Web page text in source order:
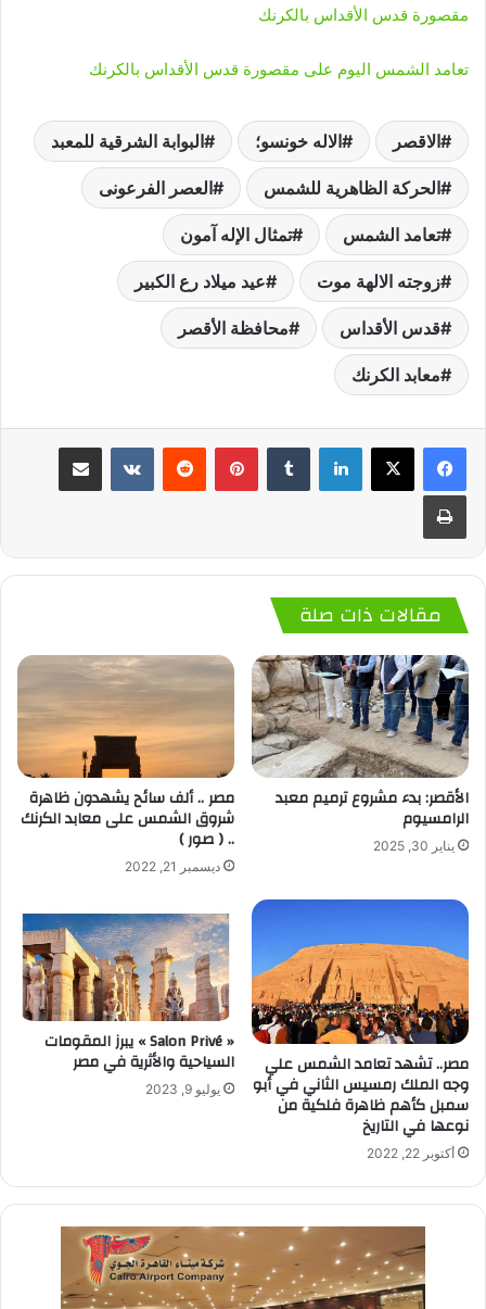
مقصورة قدس الأقداس بالكرنك
تعامد الشمس اليوم على مقصورة قدس الأقداس بالكرنك
الاقصر الاله خونسو؛ البوابة الشرقية للمعبد
الحركة الظاهرية للشمس العصر الفرعونى
تعامد الشمس تمثال الإله آمون
زوجته الالهة موت عيد ميلاد رع الكبير
قدس الأقداس محافظة الأقصر
معابد الكرنك
لينكدإن بينتيريست
مقالات ذات صلة
الأقصر: بدء مشروع ترميم معبد
الرامسيوم
يناير 30, 2025
مصر .. ألف سائح يشهدون ظاهرة
شروق الشمس على معابد الكرنك
.. ( صور )
ديسمبر 21, 2022
مصر.. تشهد تعامد الشمس علي
وجه الملك رمسيس الثاني في أبو
سمبل كأهم ظاهرة فلكية من
نوعها في التاريخ
أكتوبر 22, 2022
« Salon Privé » يبرز المقومات
السياحية والأثرية في مصر
يوليو 9, 2023